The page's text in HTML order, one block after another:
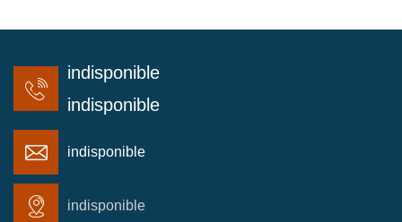
indisponible
indisponible
indisponible
indisponible